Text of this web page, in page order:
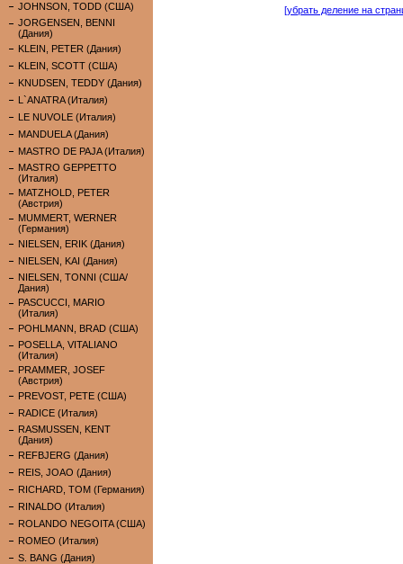
JOHNSON, TODD (США)
JORGENSEN, BENNI
(Дания)
KLEIN, PETER (Дания)
KLEIN, SCOTT (США)
KNUDSEN, TEDDY (Дания)
L`ANATRA (Италия)
LE NUVOLE (Италия)
MANDUELA (Дания)
MASTRO DE PAJA (Италия)
MASTRO GEPPETTO
(Италия)
MATZHOLD, PETER
(Австрия)
MUMMERT, WERNER
(Германия)
NIELSEN, ERIK (Дания)
NIELSEN, KAI (Дания)
NIELSEN, TONNI (США/
Дания)
PASCUCCI, MARIO
(Италия)
POHLMANN, BRAD (США)
POSELLA, VITALIANO
(Италия)
PRAMMER, JOSEF
(Австрия)
PREVOST, PETE (США)
RADICE (Италия)
RASMUSSEN, KENT
(Дания)
REFBJERG (Дания)
REIS, JOAO (Дания)
RICHARD, TOM (Германия)
RINALDO (Италия)
ROLANDO NEGOITA (США)
ROMEO (Италия)
S. BANG (Дания)
[убрать деление на